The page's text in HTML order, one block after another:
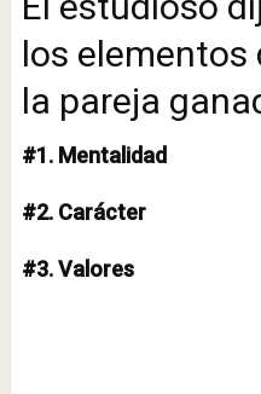
los elementos
la pareja
#1. Mentalidad
#2. Carácter
#3. Valores